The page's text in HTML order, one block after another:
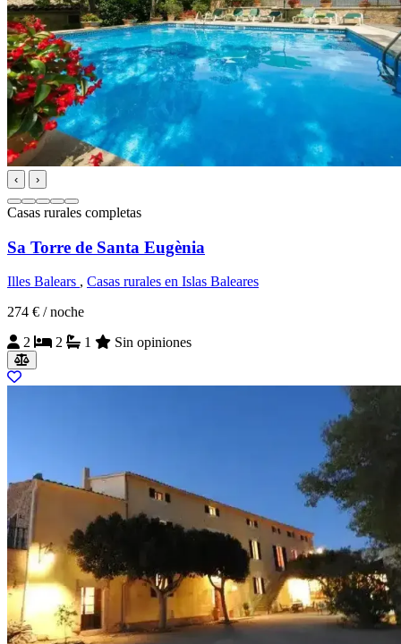
‹ ›
Casas rurales completas
Sa Torre de Santa Eugènia
Illes Balears , Casas rurales en Islas Baleares
274 € / noche
2
2 1 Sin opiniones